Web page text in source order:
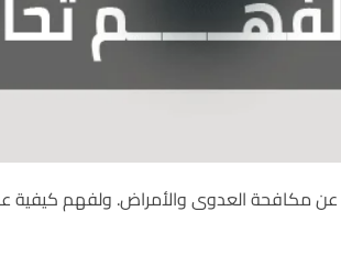
عن مكافحة العدوى والأمراض. ولفهم